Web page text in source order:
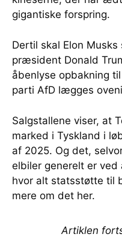
gigantiske forspring.
Dertil skal Elon
præsident Donald
åbenlyse opbakning
parti AfD lægges
Salgstallene viser, at
marked i Tyskland i
af 2025. Og det,
elbiler generelt er ved
hvor alt statsstøtte til
mere om det her.
Artiklen